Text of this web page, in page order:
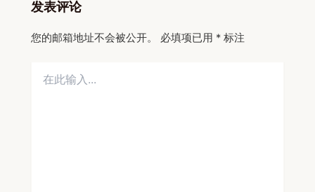
发表评论
您的邮箱地址不会被公开。 必填项已用 * 标注